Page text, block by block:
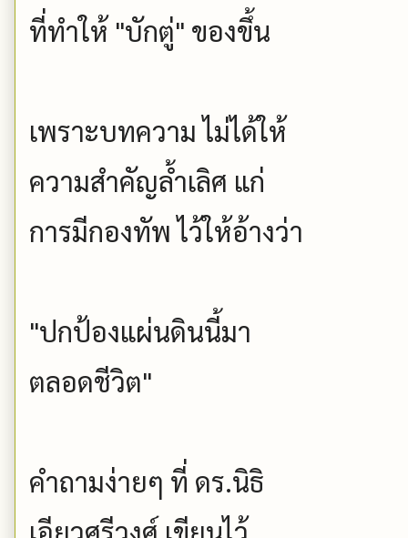
ที่ทำให้ "บักตู่" ของขึ้น
เพราะบทความ ไม่ได้ให้
ความสำคัญล้ำเลิศ แก่
การมีกองทัพ ไว้ให้อ้างว่า
"ปกป้องแผ่นดินนี้มา
ตลอดชีวิต"
คำถามง่ายๆ ที่ ดร.นิธิ